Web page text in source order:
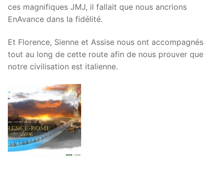
ces magnifiques JMJ, il fallait que nous ancrions
EnAvance dans la fidélité.
Et Florence, Sienne et Assise nous ont accompagnés
tout au long de cette route afin de nous prouver que
notre civilisation est italienne.